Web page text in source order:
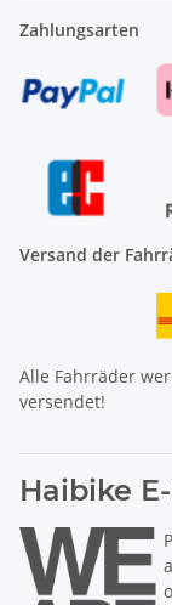
Zahlungsarten
Versand der
Alle Fahrräder
versendet!
Haibike